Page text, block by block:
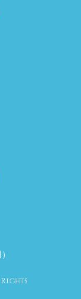
Rights